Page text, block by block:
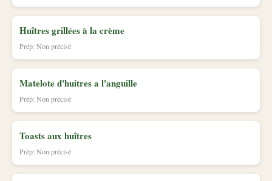
Huîtres grillées à la crème
Prép: Non précisé
Matelote d'huitres a l'anguille
Prép: Non précisé
Toasts aux huîtres
Prép: Non précisé